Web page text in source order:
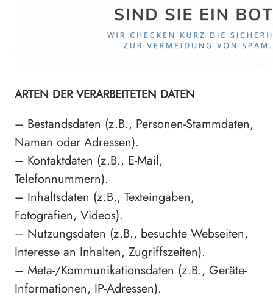
ARTEN DER VERARBEITETEN DATEN
– Bestandsdaten (z.B., Personen-Stammdaten,
Namen oder Adressen).
– Kontaktdaten (z.B., E-Mail,
Telefonnummern).
– Inhaltsdaten (z.B., Texteingaben,
Fotografien, Videos).
– Nutzungsdaten (z.B., besuchte Webseiten,
Interesse an Inhalten, Zugriffszeiten).
– Meta-/Kommunikationsdaten (z.B., Geräte-
Informationen, IP-Adressen).